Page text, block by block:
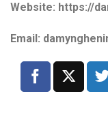
Website: https://
Email: